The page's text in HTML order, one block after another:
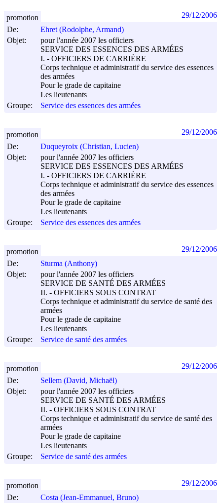
De:
Ehret (Rodolphe, Armand)
Objet:
pour l'année 2007 les officiers
SERVICE DES ESSENCES DES ARMÉES
I. - OFFICIERS DE CARRIÈRE
Corps technique et administratif du service des essences
des armées
Pour le grade de capitaine
Les lieutenants
Groupe:
Service des essences des armées
promotion 29/12/2006
De:
Duqueyroix (Christian, Lucien)
Objet:
pour l'année 2007 les officiers
SERVICE DES ESSENCES DES ARMÉES
I. - OFFICIERS DE CARRIÈRE
Corps technique et administratif du service des essences
des armées
Pour le grade de capitaine
Les lieutenants
Groupe:
Service des essences des armées
promotion 29/12/2006
De:
Sturma (Anthony)
Objet:
pour l'année 2007 les officiers
SERVICE DE SANTÉ DES ARMÉES
II. - OFFICIERS SOUS CONTRAT
Corps technique et administratif du service de santé des
armées
Pour le grade de capitaine
Les lieutenants
Groupe:
Service de santé des armées
promotion 29/12/2006
De:
Sellem (David, Michaël)
Objet:
pour l'année 2007 les officiers
SERVICE DE SANTÉ DES ARMÉES
II. - OFFICIERS SOUS CONTRAT
Corps technique et administratif du service de santé des
armées
Pour le grade de capitaine
Les lieutenants
Groupe:
Service de santé des armées
promotion 29/12/2006
De:
Costa (Jean-Emmanuel, Bruno)
promotion 29/12/2006